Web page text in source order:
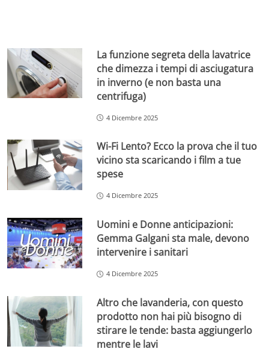
La funzione segreta della lavatrice
che dimezza i tempi di asciugatura
in inverno (e non basta una
centrifuga)
4 Dicembre 2025
Wi-Fi Lento? Ecco la prova che il tuo
vicino sta scaricando i film a tue
spese
4 Dicembre 2025
Uomini e Donne anticipazioni:
Gemma Galgani sta male, devono
intervenire i sanitari
4 Dicembre 2025
Altro che lavanderia, con questo
prodotto non hai più bisogno di
stirare le tende: basta aggiungerlo
mentre le lavi